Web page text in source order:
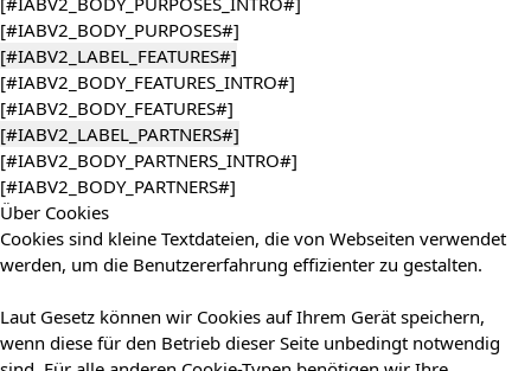
[#IABV2_BODY_PURPOSES#]
[#IABV2_LABEL_FEATURES#]
[#IABV2_BODY_FEATURES_INTRO#]
[#IABV2_BODY_FEATURES#]
[#IABV2_LABEL_PARTNERS#]
[#IABV2_BODY_PARTNERS_INTRO#]
[#IABV2_BODY_PARTNERS#]
Über Cookies
Cookies sind kleine Textdateien, die von Webseiten verwendet
werden, um die Benutzererfahrung effizienter zu gestalten.
Laut Gesetz können wir Cookies auf Ihrem Gerät speichern,
wenn diese für den Betrieb dieser Seite unbedingt notwendig